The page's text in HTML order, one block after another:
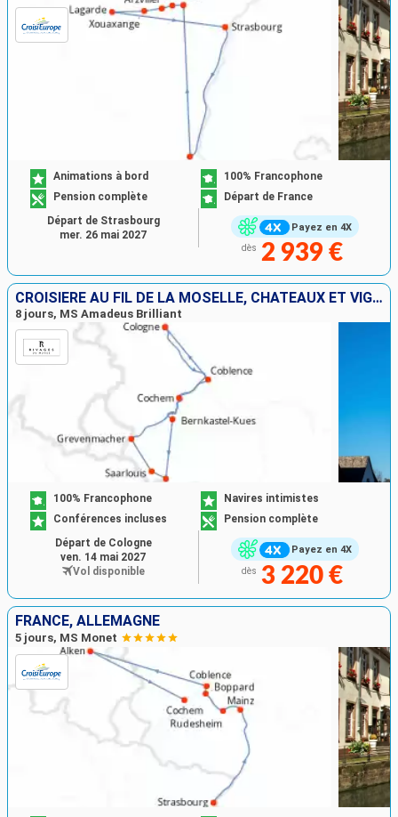
Payez en 4X
Animations à bord
100% Francophone
Pension complète
Départ de France
dès 2 939 €
Départ de Strasbourg
mer. 26 mai 2027
CROISIÈRE AU FIL DE LA MOSELLE, CHÂTEAUX ET VIGNOBLES
8 jours, MS Amadeus Brilliant
Payez en 4X
100% Francophone
Navires intimistes
Conférences incluses
Pension complète
dès 3 220 €
Départ de Cologne
ven. 14 mai 2027
Vol disponible
FRANCE, ALLEMAGNE
5 jours, MS Monet